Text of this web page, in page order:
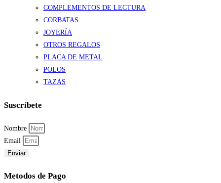
COMPLEMENTOS DE LECTURA
CORBATAS
JOYERÍA
OTROS REGALOS
PLACA DE METAL
POLOS
TAZAS
Suscríbete
Nombre
Email
Enviar
Metodos de Pago